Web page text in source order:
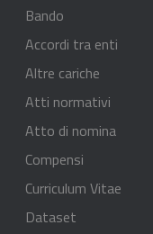
Bando
Accordi tra enti
Altre cariche
Atti normativi
Atto di nomina
Compensi
Curriculum Vitae
Dataset